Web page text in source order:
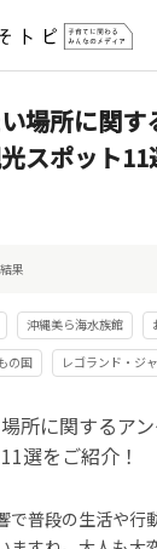
場所に関
スポット11
果
沖縄美ら海水族館
の国 レゴランド・ジ
で普段の生活や行